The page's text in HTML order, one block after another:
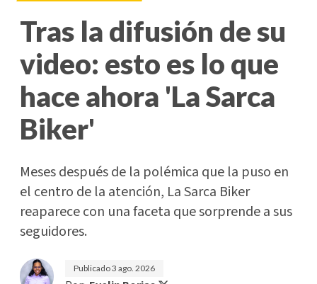
Tras la difusión de su
video: esto es lo que
hace ahora 'La Sarca
Biker'
Meses después de la polémica que la puso en
el centro de la atención, La Sarca Biker
reaparece con una faceta que sorprende a sus
seguidores.
Publicado3 ago. 2026